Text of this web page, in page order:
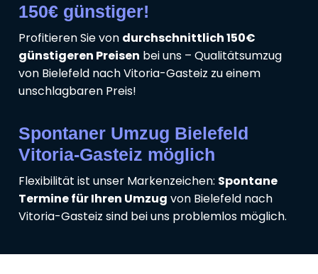
150€ günstiger!
Profitieren Sie von durchschnittlich 150€
günstigeren Preisen bei uns – Qualitätsumzug
von Bielefeld nach Vitoria-Gasteiz zu einem
unschlagbaren Preis!
Spontaner Umzug Bielefeld
Vitoria-Gasteiz möglich
Flexibilität ist unser Markenzeichen: Spontane
Termine für Ihren Umzug von Bielefeld nach
Vitoria-Gasteiz sind bei uns problemlos möglich.